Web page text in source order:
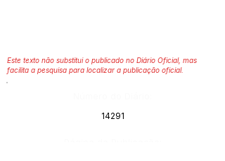
Este texto não substitui o publicado no Diário Oficial, mas
facilita a pesquisa para localizar a publicação oficial.
14291